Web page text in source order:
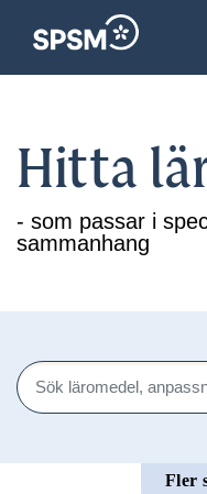
Hitta
- som passar i
sammanhang
Sök
Fler